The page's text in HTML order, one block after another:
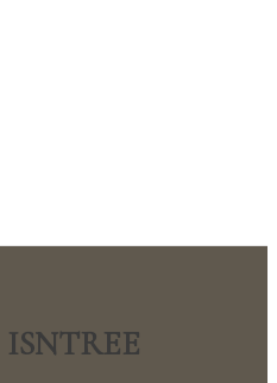
ISNTREE